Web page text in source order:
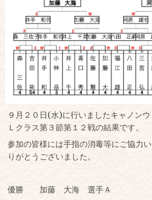
９月２０日(水)に行いましたキャノンウ
Ｌクラス第３節第１２戦の結果です。
参加の皆様には手指の消毒等にご協力
りがとうございました。
優勝 加藤 大海 選手Ａ